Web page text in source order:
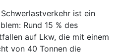
ist ein
Rund 15 % des
auf Lkw, die mit einem
von 40 Tonnen die